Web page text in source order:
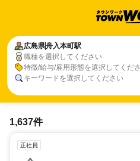
広島県舟入本町駅
職種を選択してください
特徴/給与/雇用形態を選択してくだ
キーワードを選択してください
1,637件
正社員